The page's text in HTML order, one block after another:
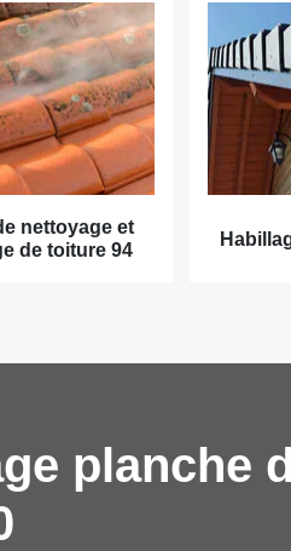
nettoyage et
de toiture 94
planche